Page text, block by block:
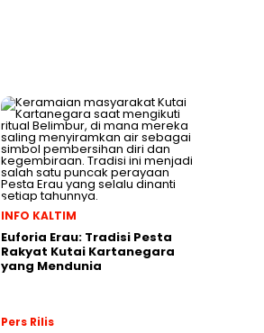
INFO KALTIM
Euforia Erau: Tradisi Pesta
Rakyat Kutai Kartanegara
yang Mendunia
Pers Rilis